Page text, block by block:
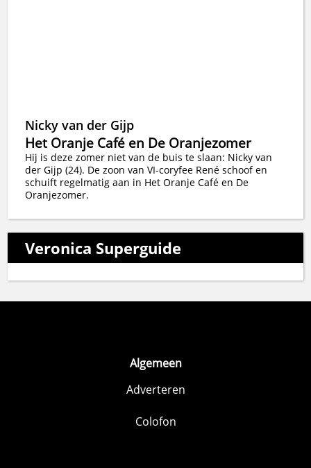
Nicky van der Gijp
Het Oranje Café en De Oranjezomer
Hij is deze zomer niet van de buis te slaan: Nicky van
der Gijp (24). De zoon van VI-coryfee René schoof en
schuift regelmatig aan in Het Oranje Café en De
Oranjezomer.
Veronica Superguide
Algemeen
Adverteren
Colofon